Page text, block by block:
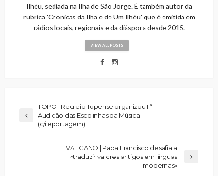
Ilhéu, sediada na Ilha de São Jorge. É também autor da
rubrica 'Cronicas da Ilha e de Um Ilhéu' que é emitida em
rádios locais, regionais e da diáspora desde 2015.
VIEW ALL POSTS
TOPO | Recreio Topense organizou 1.ª
Audição das Escolinhas da Música
(c/reportagem)
VATICANO | Papa Francisco desafia a
«traduzir valores antigos em línguas
modernas»